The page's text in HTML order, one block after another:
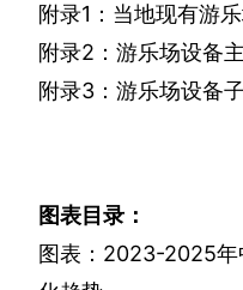
附录1 ：当地现有游
附录2 ：游乐场设备
附录3 ：游乐场设备
图表目录：
图表： 2023-2025年